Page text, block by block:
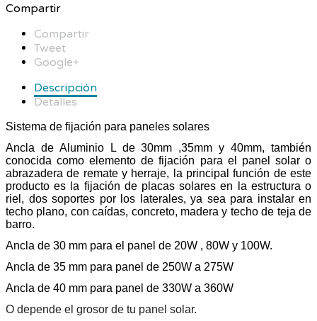
Compartir
Compartir
Tweet
Google+
Descripción
Detalles
Sistema de fijación para paneles solares
Ancla de Aluminio L de 30mm ,35mm y 40mm, también
conocida como elemento de fijación para el panel solar o
abrazadera de remate y herraje, la principal función de este
producto es la fijación de placas solares en la estructura o
riel, dos soportes por los laterales, ya sea para instalar en
techo plano, con caídas, concreto, madera y techo de teja de
barro.
Ancla de 30 mm para el panel de 20W , 80W y 100W.
Ancla de 35 mm para panel de 250W a 275W
Ancla de 40 mm para panel de 330W a 360W
O depende el grosor de tu panel solar.